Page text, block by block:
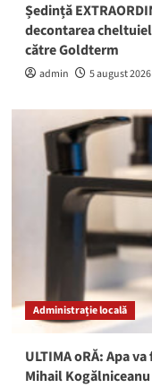
Ședință
decontarea
către Goldterm
admin 5 august 2026
Administrație locală
ULTIMA oRĂ: Apa
Mihail Kogălniceanu